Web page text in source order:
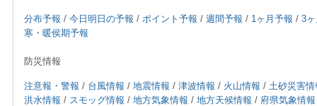
分布予報 / 今日明日の予報 / ポイント予報 / 週間予報 / 1ヶ月予報 / 3
寒・暖侯期予報
防災情報
注意報・警報 / 台風情報 / 地震情報 / 津波情報 / 火山情報 / 土砂災害情
洪水情報 / スモッグ情報 / 地方気象情報 / 地方天候情報 / 府県気象情報